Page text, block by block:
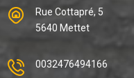
Rue Cottapré, 5
5640 Mettet
0032476494166